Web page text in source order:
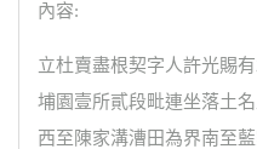
內容:
立杜賣盡根契字人許光賜
埔園壹所貳段毗連坐落土
西至陳家溝漕田為界南至